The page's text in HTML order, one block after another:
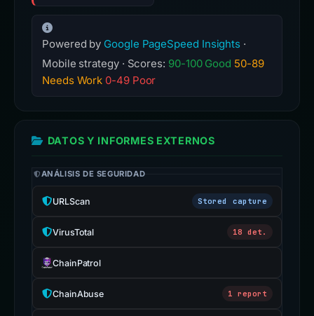
Powered by Google PageSpeed Insights ·
Mobile strategy · Scores: 90-100 Good 50-89
Needs Work 0-49 Poor
DATOS Y INFORMES EXTERNOS
ANÁLISIS DE SEGURIDAD
URLScan Stored capture
VirusTotal 18 det.
ChainPatrol
ChainAbuse 1 report